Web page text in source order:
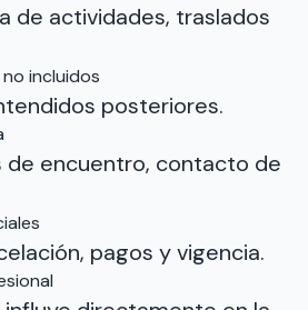
de actividades, traslados
incluidos
posteriores.
de encuentro, contacto de
pagos y vigencia.